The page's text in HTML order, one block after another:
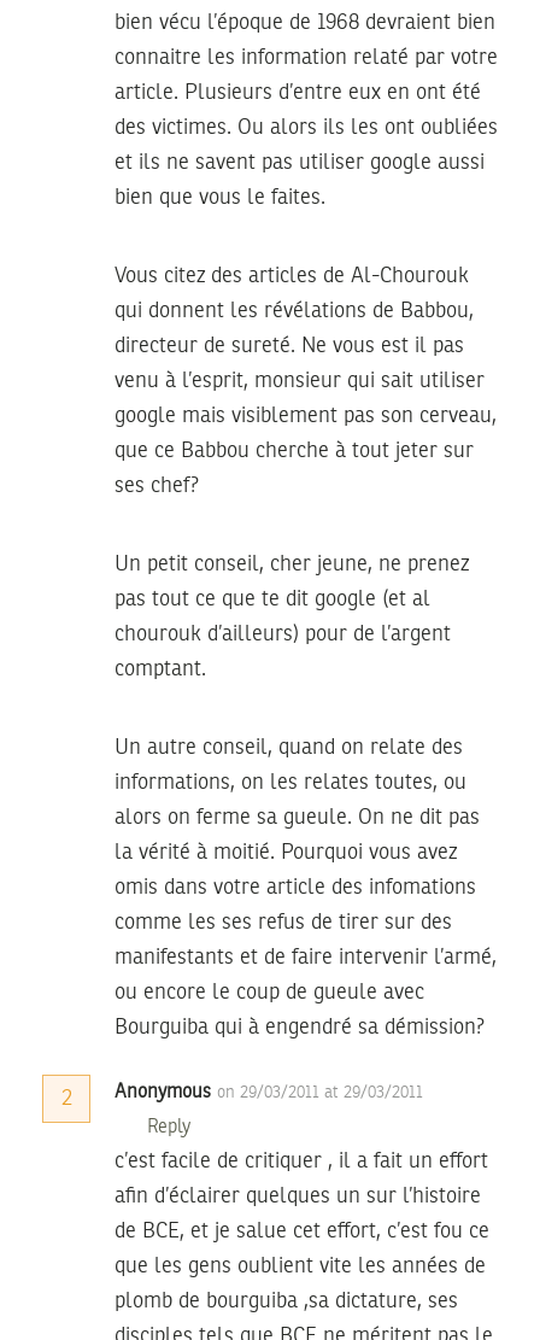
bien vécu l’époque de 1968 devraient bien
connaitre les information relaté par votre
article. Plusieurs d’entre eux en ont été
des victimes. Ou alors ils les ont oubliées
et ils ne savent pas utiliser google aussi
bien que vous le faites.
Vous citez des articles de Al-Chourouk
qui donnent les révélations de Babbou,
directeur de sureté. Ne vous est il pas
venu à l’esprit, monsieur qui sait utiliser
google mais visiblement pas son cerveau,
que ce Babbou cherche à tout jeter sur
ses chef?
Un petit conseil, cher jeune, ne prenez
pas tout ce que te dit google (et al
chourouk d’ailleurs) pour de l’argent
comptant.
Un autre conseil, quand on relate des
informations, on les relates toutes, ou
alors on ferme sa gueule. On ne dit pas
la vérité à moitié. Pourquoi vous avez
omis dans votre article des infomations
comme les ses refus de tirer sur des
manifestants et de faire intervenir l’armé,
ou encore le coup de gueule avec
Bourguiba qui à engendré sa démission?
2 Anonymous on 29/03/2011 at 29/03/2011
Reply
c’est facile de critiquer , il a fait un effort
afin d’éclairer quelques un sur l’histoire
de BCE, et je salue cet effort, c’est fou ce
que les gens oublient vite les années de
plomb de bourguiba ,sa dictature, ses